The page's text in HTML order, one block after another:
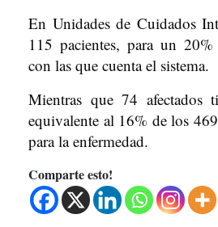
En Unidades de Cuidados
115 pacientes, para un
con las que cuenta el sistema.
Mientras que 74 afectados
equivalente al 16% de los
para la enfermedad.
Comparte esto!